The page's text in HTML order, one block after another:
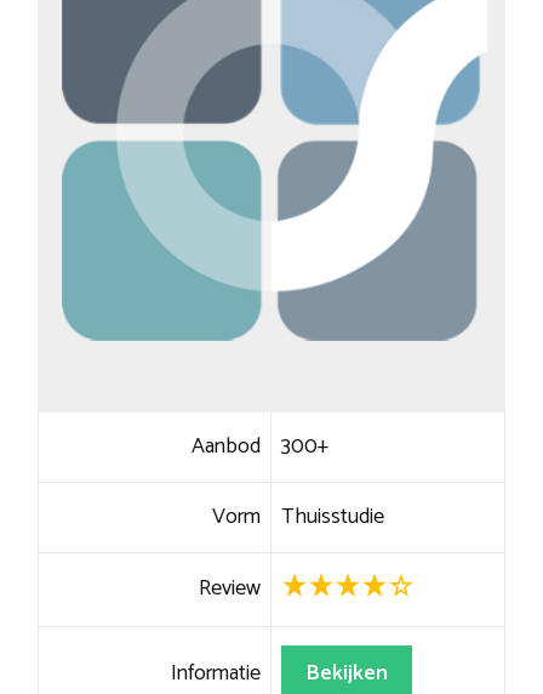
Aanbod 300+
Vorm Thuisstudie
Review
Informatie Bekijken